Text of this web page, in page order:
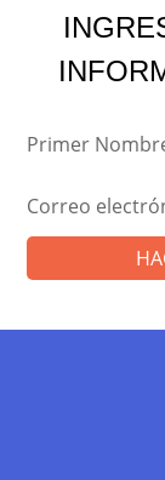
Primer
Correo